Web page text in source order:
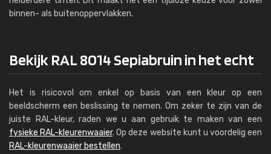
binnen- als buitenoppervlakken.
Bekijk RAL 8014 Sepiabruin in het echt
Het is risicovol om enkel op basis van een kleur op een
beeldscherm een beslissing te nemen. Om zeker te zijn van de
juiste RAL-kleur, raden we u aan gebruik te maken van een
fysieke RAL-kleurenwaaier. Op deze website kunt u voordelig een
RAL-kleurenwaaier bestellen.